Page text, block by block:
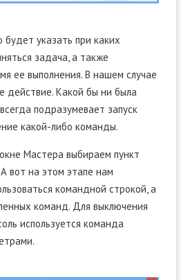
указать при каких
задача, а также
ее выполнения. В нашем случае
действие. Какой бы ни была
подразумевает запуск
какой-либо команды.
Мастера выбираем пункт
А вот на этом этапе нам
командной строкой, а
команд. Для выключения
используется команда